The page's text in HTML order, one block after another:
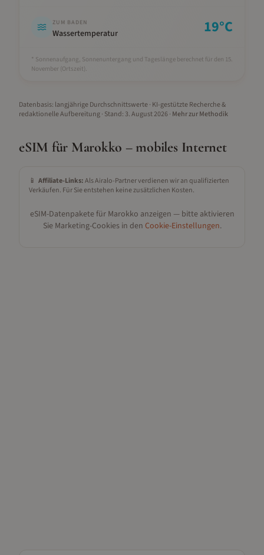
ZUM BADEN
Wassertemperatur 19°C
* Sonnenaufgang, Sonnenuntergang und Tageslänge berechnet für den 15.
November (Ortszeit).
Datenbasis: langjährige Durchschnittswerte · KI-gestützte Recherche &
redaktionelle Aufbereitung· Stand: 3. August 2026· Mehr zur Methodik
eSIM für Marokko – mobiles Internet
📱 Affiliate-Links:Als Airalo-Partner verdienen wir an qualifizierten
Verkäufen. Für Sie entstehen keine zusätzlichen Kosten.
eSIM-Datenpakete für Marokko anzeigen — bitte aktivieren
Sie Marketing-Cookies in den Cookie-Einstellungen.